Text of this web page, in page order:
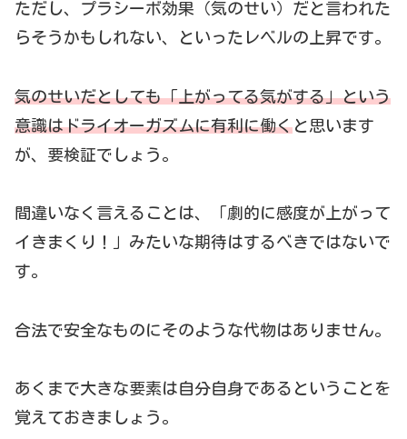
ただし、プラシーボ効果（気のせい）だと言われた
らそうかもしれない、といったレベルの上昇です。
気のせいだとしても「上がってる気がする」という
意識はドライオーガズムに有利に働くと思います
が、要検証でしょう。
間違いなく言えることは、「劇的に感度が上がって
イきまくり！」みたいな期待はするべきではないで
す。
合法で安全なものにそのような代物はありません。
あくまで大きな要素は自分自身であるということを
覚えておきましょう。